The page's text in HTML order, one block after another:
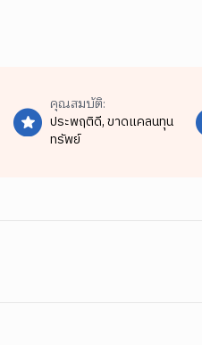
คุณสมบัติ:
ประพฤติดี,ขาดแคลนทุน
ทรัพย์